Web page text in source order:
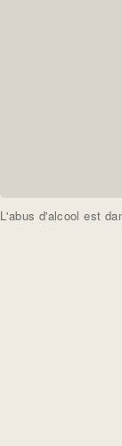
L'abus d'alcool est